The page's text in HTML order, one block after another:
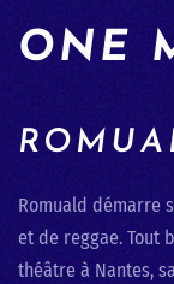
ONE
Romuald démarre
et de reggae. Tout
théâtre à Nantes,